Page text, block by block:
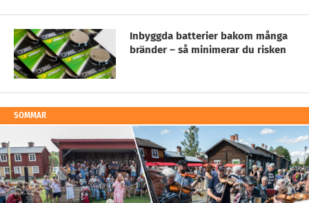
Inbyggda batterier bakom många
bränder – så minimerar du risken
SOMMAR